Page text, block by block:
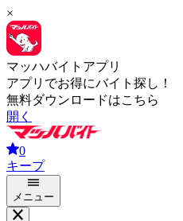
×
マッハバイトアプリ
アプリでお得にバイト探し！
無料ダウンロードはこちら
開く
0
キープ
メニュー